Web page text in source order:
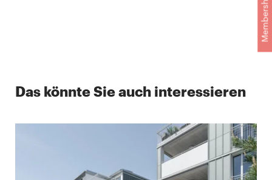
Membership
Das könnte Sie auch interessieren